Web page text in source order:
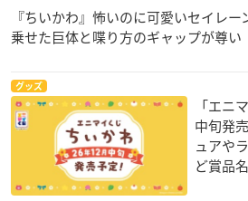
『ちいかわ』怖いのに可愛いセイレ
乗せた巨体と喋り方のギャップが尊い
グッズ
「エニ
中旬発
ュアや
ど賞品